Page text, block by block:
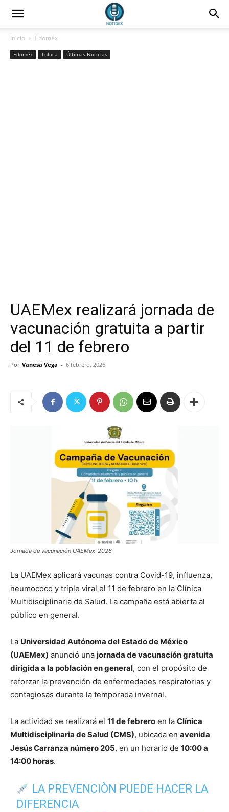
Inicio Edoméx
Edoméx Toluca Últimas Noticias
UAEMex realizará jornada de
vacunación gratuita a partir
del 11 de febrero
Por Vanesa Vega - 6 febrero, 2026
Jornada de vacunación UAEMex-2026
La UAEMex aplicará vacunas contra Covid-19, influenza,
neumococo y triple viral el 11 de febrero en la Clínica
Multidisciplinaria de Salud. La campaña está abierta al
público en general.
La Universidad Autónoma del Estado de México
(UAEMex) anunció una jornada de vacunación gratuita
dirigida a la población en general, con el propósito de
reforzar la prevención de enfermedades respiratorias y
contagiosas durante la temporada invernal.
La actividad se realizará el 11 de febrero en la Clínica
Multidisciplinaria de Salud (CMS), ubicada en avenida
Jesús Carranza número 205, en un horario de 10:00 a
14:00 horas.
LA PREVENCIÒN PUEDE HACER LA
DIFERENCIA